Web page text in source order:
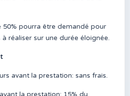
50% pourra être demandé pour
réaliser sur une durée éloignée.
avant la prestation: sans frais.